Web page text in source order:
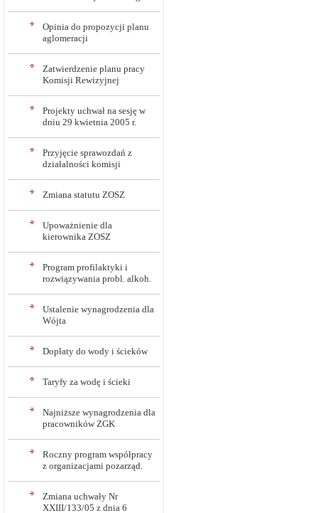
Opinia do propozycji planu
aglomeracji
Zatwierdzenie planu pracy
Komisji Rewizyjnej
Projekty uchwał na sesję w
dniu 29 kwietnia 2005 r.
Przyjęcie sprawozdań z
działalności komisji
Zmiana statutu ZOSZ
Upoważnienie dla
kierownika ZOSZ
Program profilaktyki i
rozwiązywania probl. alkoh.
Ustalenie wynagrodzenia dla
Wójta
Dopłaty do wody i ścieków
Taryfy za wodę i ścieki
Najniższe wynagrodzenia dla
pracowników ZGK
Roczny program współpracy
z organizacjami pozarząd.
Zmiana uchwały Nr
XXIII/133/05 z dnia 6